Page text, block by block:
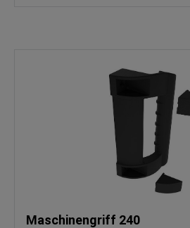
Maschinengriff 240